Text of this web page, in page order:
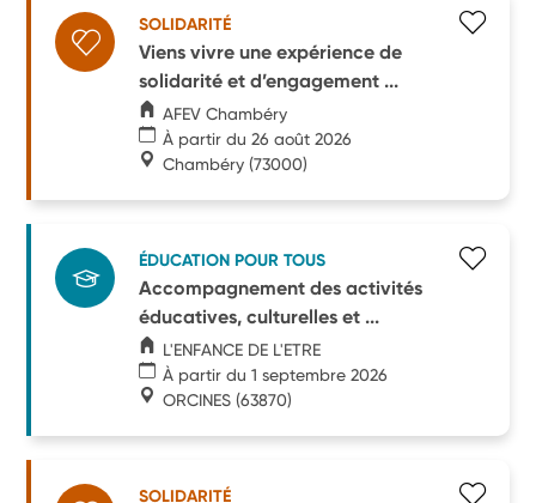
SOLIDARITÉ
Viens vivre une expérience de
solidarité et d’engagement ...
AFEV Chambéry
À partir du 26 août 2026
Chambéry (73000)
ÉDUCATION POUR TOUS
Accompagnement des activités
éducatives, culturelles et ...
L'ENFANCE DE L'ETRE
À partir du 1 septembre 2026
ORCINES (63870)
SOLIDARITÉ